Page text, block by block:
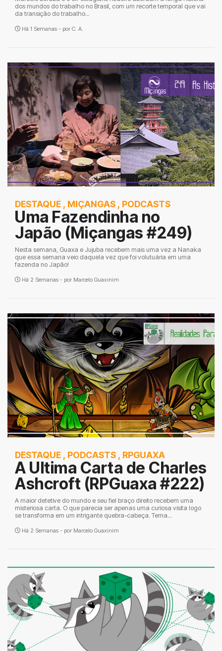
dos mundos do trabalho no Brasil, com um recorte temporal que vai
da transição do trabalho...
Há 1 Semanas - por C. A.
DESTAQUE , MIÇANGAS , PODCASTS
Uma Fazendinha no
Japão (Miçangas #249)
Nesta semana, Guaxa e Jujuba recebem mais uma vez a Nanaka
que essa semana veio daquela vez que foi volutuária em uma
fazenda no Japão!
Há 2 Semanas - por Marcelo Guaxinim
DESTAQUE , PODCASTS , RPGUAXA
A Ultima Carta de Charles
Ashcroft (RPGuaxa #222)
A maior detetive do mundo e seu fiel braço direito recebem uma
misteriosa carta. O que parecia ser apenas uma curiosa visita logo
se transforma em um intrigante quebra-cabeça. Tema...
Há 2 Semanas - por Marcelo Guaxinim